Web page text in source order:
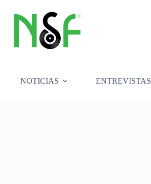
contenido
NOTICIAS ENTREVISTAS